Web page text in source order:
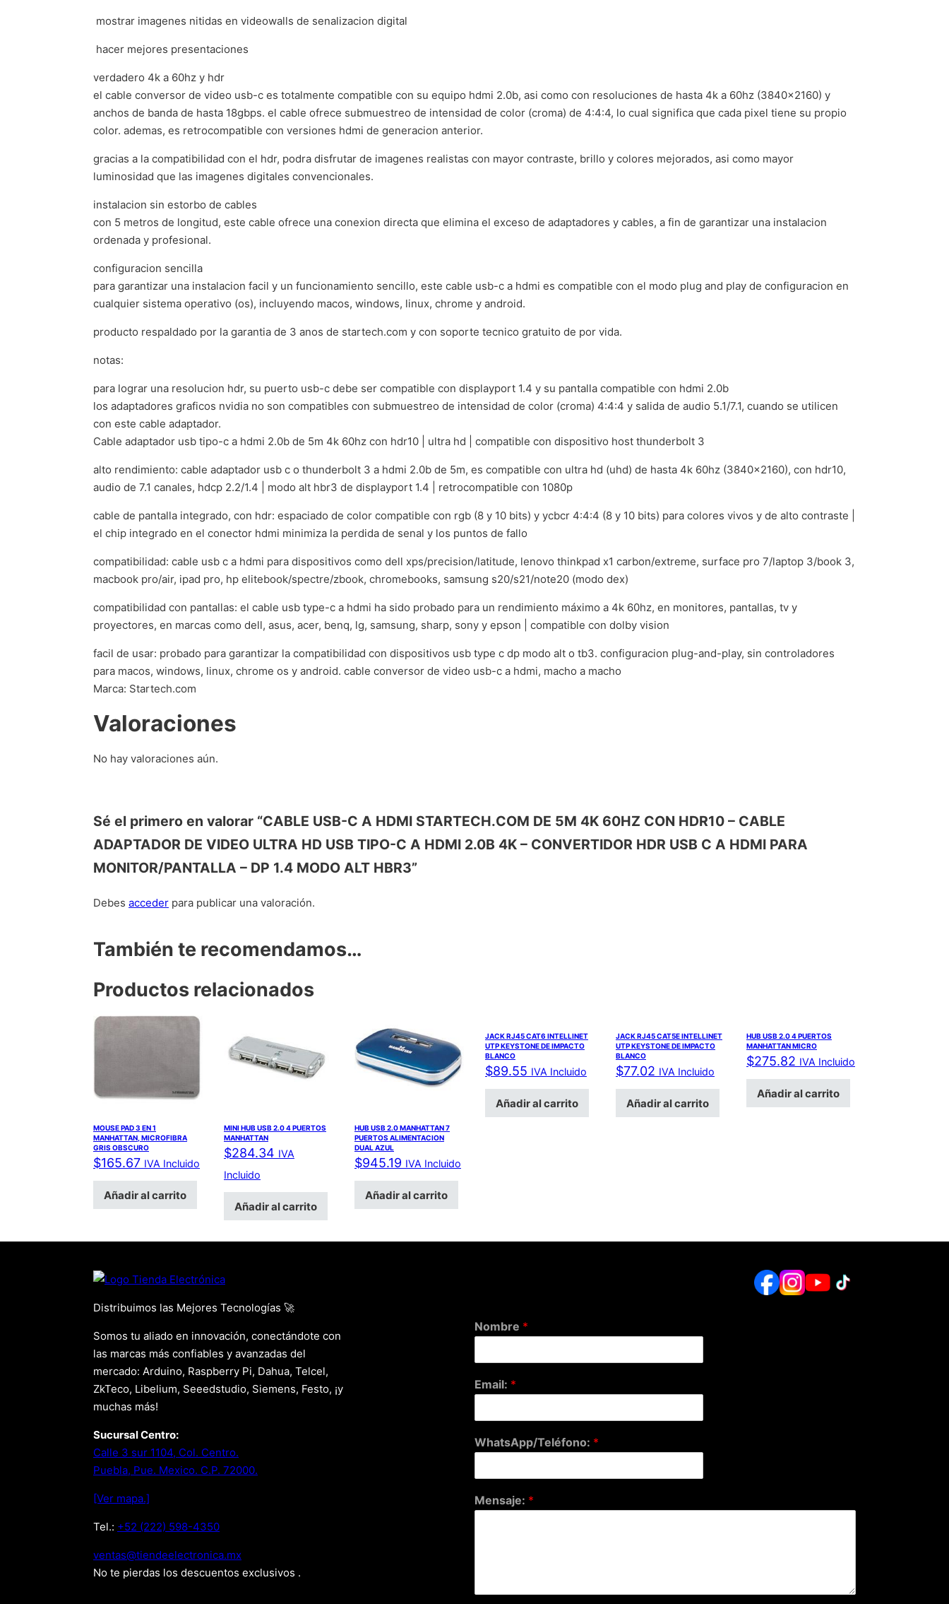
 mostrar imagenes nitidas en videowalls de senalizacion digital
 hacer mejores presentaciones
verdadero 4k a 60hz y hdr
el cable conversor de video usb-c es totalmente compatible con su equipo hdmi 2.0b, asi como con resoluciones de hasta 4k a 60hz (3840×2160) y
anchos de banda de hasta 18gbps. el cable ofrece submuestreo de intensidad de color (croma) de 4:4:4, lo cual significa que cada pixel tiene su propio
color. ademas, es retrocompatible con versiones hdmi de generacion anterior.
gracias a la compatibilidad con el hdr, podra disfrutar de imagenes realistas con mayor contraste, brillo y colores mejorados, asi como mayor
luminosidad que las imagenes digitales convencionales.
instalacion sin estorbo de cables
con 5 metros de longitud, este cable ofrece una conexion directa que elimina el exceso de adaptadores y cables, a fin de garantizar una instalacion
ordenada y profesional.
configuracion sencilla
para garantizar una instalacion facil y un funcionamiento sencillo, este cable usb-c a hdmi es compatible con el modo plug and play de configuracion en
cualquier sistema operativo (os), incluyendo macos, windows, linux, chrome y android.
producto respaldado por la garantia de 3 anos de startech.com y con soporte tecnico gratuito de por vida.
notas:
para lograr una resolucion hdr, su puerto usb-c debe ser compatible con displayport 1.4 y su pantalla compatible con hdmi 2.0b
los adaptadores graficos nvidia no son compatibles con submuestreo de intensidad de color (croma) 4:4:4 y salida de audio 5.1/7.1, cuando se utilicen
con este cable adaptador.
Cable adaptador usb tipo-c a hdmi 2.0b de 5m 4k 60hz con hdr10 | ultra hd | compatible con dispositivo host thunderbolt 3
alto rendimiento: cable adaptador usb c o thunderbolt 3 a hdmi 2.0b de 5m, es compatible con ultra hd (uhd) de hasta 4k 60hz (3840×2160), con hdr10,
audio de 7.1 canales, hdcp 2.2/1.4 | modo alt hbr3 de displayport 1.4 | retrocompatible con 1080p
cable de pantalla integrado, con hdr: espaciado de color compatible con rgb (8 y 10 bits) y ycbcr 4:4:4 (8 y 10 bits) para colores vivos y de alto contraste |
el chip integrado en el conector hdmi minimiza la perdida de senal y los puntos de fallo
compatibilidad: cable usb c a hdmi para dispositivos como dell xps/precision/latitude, lenovo thinkpad x1 carbon/extreme, surface pro 7/laptop 3/book 3,
macbook pro/air, ipad pro, hp elitebook/spectre/zbook, chromebooks, samsung s20/s21/note20 (modo dex)
compatibilidad con pantallas: el cable usb type-c a hdmi ha sido probado para un rendimiento máximo a 4k 60hz, en monitores, pantallas, tv y
proyectores, en marcas como dell, asus, acer, benq, lg, samsung, sharp, sony y epson | compatible con dolby vision
facil de usar: probado para garantizar la compatibilidad con dispositivos usb type c dp modo alt o tb3. configuracion plug-and-play, sin controladores
para macos, windows, linux, chrome os y android. cable conversor de video usb-c a hdmi, macho a macho
Marca: Startech.com
Valoraciones
No hay valoraciones aún.
Sé el primero en valorar “CABLE USB-C A HDMI STARTECH.COM DE 5M 4K 60HZ CON HDR10 – CABLE
ADAPTADOR DE VIDEO ULTRA HD USB TIPO-C A HDMI 2.0B 4K – CONVERTIDOR HDR USB C A HDMI PARA
MONITOR/PANTALLA – DP 1.4 MODO ALT HBR3”
Debes acceder para publicar una valoración.
También te recomendamos…
Productos relacionados
MOUSE PAD 3 EN 1
MANHATTAN, MICROFIBRA
GRIS OBSCURO
$165.67 IVA Incluido
Añadir al carrito
MINI HUB USB 2.0 4 PUERTOS
MANHATTAN
$284.34 IVA
Incluido
Añadir al carrito
HUB USB 2.0 MANHATTAN 7
PUERTOS ALIMENTACION
DUAL AZUL
$945.19 IVA Incluido
Añadir al carrito
JACK RJ45 CAT6 INTELLINET
UTP KEYSTONE DE IMPACTO
BLANCO
$89.55 IVA Incluido
Añadir al carrito
JACK RJ45 CAT5E INTELLINET
UTP KEYSTONE DE IMPACTO
BLANCO
$77.02 IVA Incluido
Añadir al carrito
HUB USB 2.0 4 PUERTOS
MANHATTAN MICRO
$275.82 IVA Incluido
Añadir al carrito
Distribuimos las Mejores Tecnologías 🚀
Somos tu aliado en innovación, conectándote con
las marcas más confiables y avanzadas del
mercado: Arduino, Raspberry Pi, Dahua, Telcel,
ZkTeco, Libelium, Seeedstudio, Siemens, Festo, ¡y
muchas más!
Sucursal Centro:
Calle 3 sur 1104, Col. Centro.
Puebla, Pue. Mexico. C.P. 72000.
[Ver mapa.]
Tel.: +52 (222) 598-4350
xm.acinortceleedneit@satnev
No te pierdas los descuentos exclusivos .
Nombre *
Email: *
WhatsApp/Teléfono: *
Mensaje: *